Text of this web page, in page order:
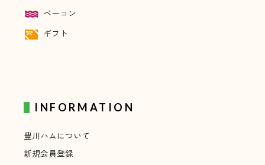
ベーコン
ギフト
INFORMATION
豊川ハムについて
新規会員登録